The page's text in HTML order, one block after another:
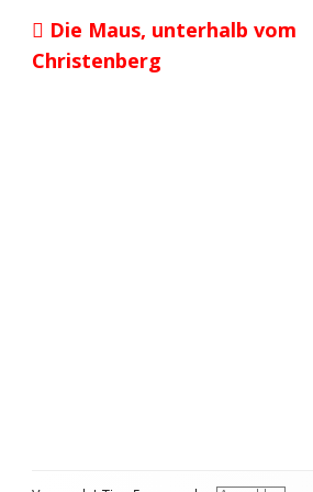
Beitragsnavigation
Vorheriger
Beitrag:
Die Maus, unterhalb vom
Christenberg